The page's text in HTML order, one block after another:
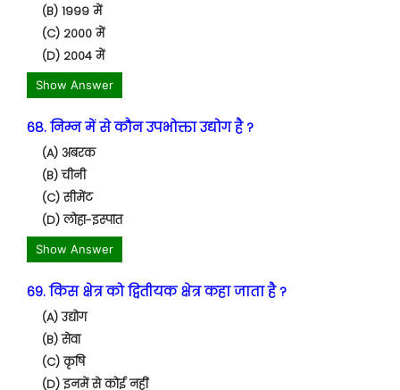
(B) 1999 में
(C) 2000 में
(D) 2004 में
Show Answer
68. निम्न में से कौन उपभोक्ता उद्योग है ?
(A) अबरक
(B) चीनी
(C) सीमेंट
(D) लोहा-इस्पात
Show Answer
69. किस क्षेत्र को द्वितीयक क्षेत्र कहा जाता है ?
(A) उद्योग
(B) सेवा
(C) कृषि
(D) इनमें से कोई नहीं